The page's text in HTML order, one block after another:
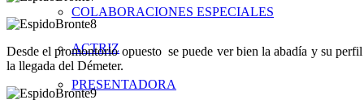
COLABORACIONES ESPECIALES
ACTRIZ
PRESENTADORA
Desde el promontorio opuesto se puede ver bien la abadía y su
la llegada del Démeter.